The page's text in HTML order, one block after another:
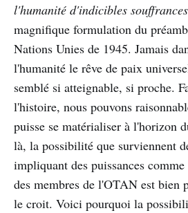
l'humanité d'indicibles
magnifique formulation du
Nations Unies de 1945. Jamais
l'humanité le rêve de paix
semblé si atteignable, si proche.
l'histoire, nous pouvons
puisse se matérialiser à l'horizon
là, la possibilité que surviennent
impliquant des puissances
des membres de l'OTAN est bien
le croit. Voici pourquoi la